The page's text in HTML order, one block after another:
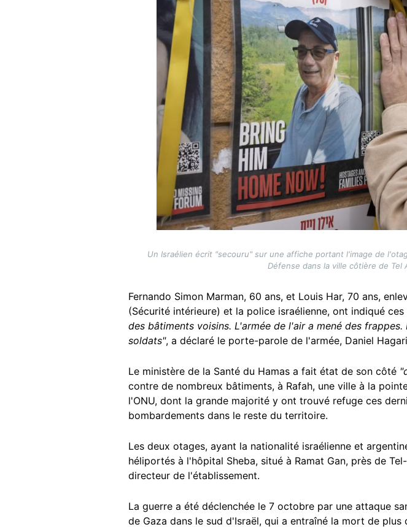
Un Israélien écrit "secouru" sur une affiche portant l'image de
Défense dans la ville côtière de Tel
Fernando Simon Marman, 60 ans, et Louis Har, 70 ans,
(Sécurité intérieure) et la police israélienne, ont indiqué ces
des bâtiments voisins. L'armée de l'air a mené des
soldats", a déclaré le porte-parole de l'armée, Daniel
Le ministère de la Santé du Hamas a fait état de son côté
contre de nombreux bâtiments, à Rafah, une ville à la
l'ONU, dont la grande majorité y ont trouvé refuge ces
bombardements dans le reste du territoire.
Les deux otages, ayant la nationalité israélienne et
héliportés à l'hôpital Sheba, situé à Ramat Gan, près de
directeur de l'établissement.
La guerre a été déclenchée le 7 octobre par une attaque
de Gaza dans le sud d'Israël, qui a entraîné la mort de